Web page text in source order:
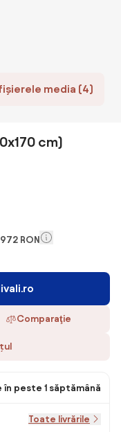
media (4)
cm)
972 RON
Comparaţie
în peste 1 săptămână
Toate livrările